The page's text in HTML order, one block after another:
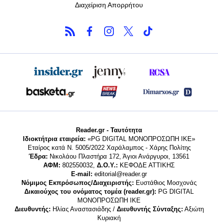
Διαχείριση Απορρήτου
Reader.gr - Ταυτότητα
Ιδιοκτήτρια εταιρεία: «PG DIGITAL MONΟΠΡΟΣΩΠΗ ΙΚΕ»
Εταίρος κατά Ν. 5005/2022 Χαράλαμπος - Χάρης Πολίτης
Έδρα: Νικολάου Πλαστήρα 172, Άγιοι Ανάργυροι, 13561
ΑΦΜ: 802550032, Δ.Ο.Υ.: ΚΕΦΟΔΕ ΑΤΤΙΚΗΣ
E-mail: editorial@reader.gr
Νόμιμος Εκπρόσωπος/Διαχειριστής: Ευστάθιος Μοσχονάς
Δικαιούχος του ονόματος τομέα (reader.gr): PG DIGITAL
MONΟΠΡΟΣΩΠΗ ΙΚΕ
Διευθυντής: Ηλίας Αναστασιάδης / Διευθυντής Σύνταξης: Αξιώτη
Κυριακή